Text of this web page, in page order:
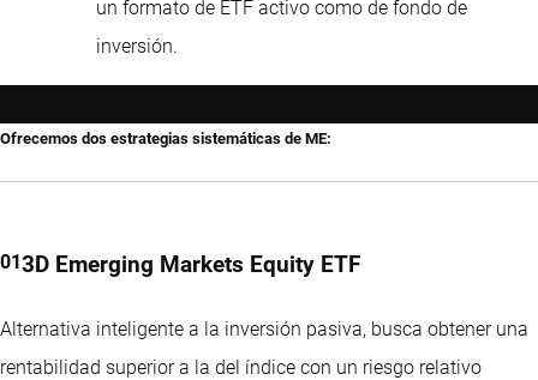
un formato de ETF activo como de fondo de
inversión.
Ofrecemos dos estrategias sistemáticas de ME:
3D Emerging Markets Equity ETF
Alternativa inteligente a la inversión pasiva, busca obtener una
rentabilidad superior a la del índice con un riesgo relativo